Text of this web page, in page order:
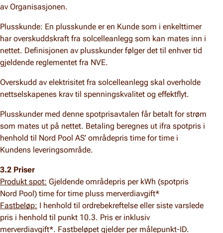
av Organisasjonen.
Plusskunde: En plusskunde er en Kunde som i enkelttimer
har overskuddskraft fra solcelleanlegg som kan mates inn i
nettet. Definisjonen av plusskunder følger det til enhver tid
gjeldende reglementet fra NVE.
Overskudd av elektrisitet fra solcelleanlegg skal overholde
nettselskapenes krav til spenningskvalitet og effektflyt.
Plusskunder med denne spotprisavtalen får betalt for strøm
som mates ut på nettet. Betaling beregnes ut ifra spotpris i
henhold til Nord Pool AS’ områdepris time for time i
Kundens leveringsområde.
3.2 Priser
Produkt spot: Gjeldende områdepris per kWh (spotpris
Nord Pool) time for time pluss merverdiavgift*
Fastbeløp: I henhold til ordrebekreftelse eller siste varslede
pris i henhold til punkt 10.3. Pris er inklusiv
merverdiavgift*. Fastbeløpet gjelder per målepunkt-ID.